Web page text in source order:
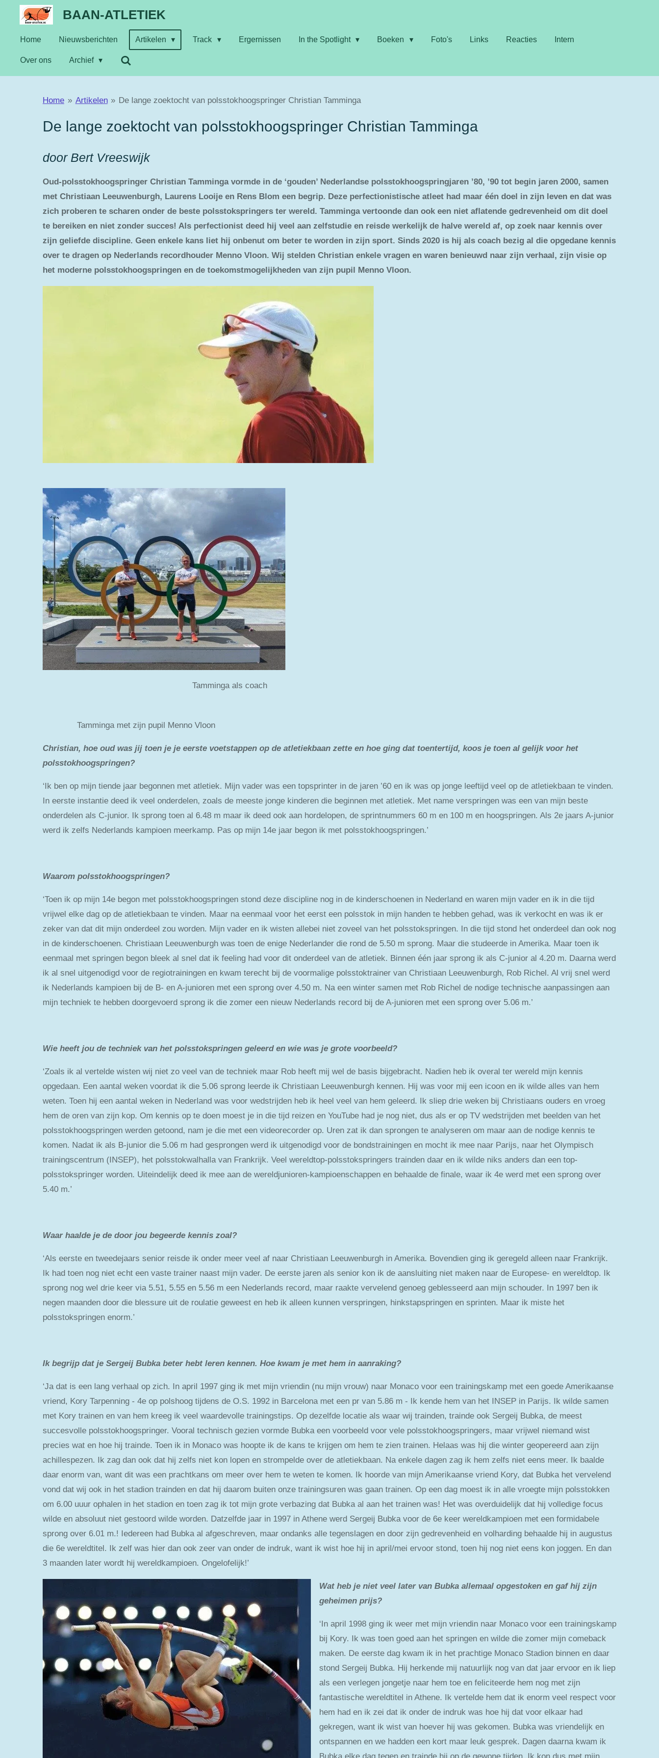
direct
naar
BAAN-ATLETIEK
Home Nieuwsberichten Artikelen Track Ergernissen In the Spotlight Boeken Foto's Links Reacties Intern
Over ons Archief
Home » Artikelen » De lange zoektocht van polsstokhoogspringer Christian Tamminga
De lange zoektocht van polsstokhoogspringer Christian Tamminga
door Bert Vreeswijk
Oud-polsstokhoogspringer Christian Tamminga vormde in de ‘gouden’ Nederlandse polsstokhoogspringjaren ’80, ’90 tot begin jaren 2000, samen
met Christiaan Leeuwenburgh, Laurens Looije en Rens Blom een begrip. Deze perfectionistische atleet had maar één doel in zijn leven en dat was
zich proberen te scharen onder de beste polsstokspringers ter wereld. Tamminga vertoonde dan ook een niet aflatende gedrevenheid om dit doel
te bereiken en niet zonder succes! Als perfectionist deed hij veel aan zelfstudie en reisde werkelijk de halve wereld af, op zoek naar kennis over
zijn geliefde discipline. Geen enkele kans liet hij onbenut om beter te worden in zijn sport. Sinds 2020 is hij als coach bezig al die opgedane kennis
over te dragen op Nederlands recordhouder Menno Vloon. Wij stelden Christian enkele vragen en waren benieuwd naar zijn verhaal, zijn visie op
het moderne polsstokhoogspringen en de toekomstmogelijkheden van zijn pupil Menno Vloon.
Tamminga als coach
Tamminga met zijn pupil Menno Vloon
Christian, hoe oud was jij toen je je eerste voetstappen op de atletiekbaan zette en hoe ging dat toentertijd, koos je toen al gelijk voor het
polsstokhoogspringen?
‘Ik ben op mijn tiende jaar begonnen met atletiek. Mijn vader was een topsprinter in de jaren ’60 en ik was op jonge leeftijd veel op de atletiekbaan te vinden.
In eerste instantie deed ik veel onderdelen, zoals de meeste jonge kinderen die beginnen met atletiek. Met name verspringen was een van mijn beste
onderdelen als C-junior. Ik sprong toen al 6.48 m maar ik deed ook aan hordelopen, de sprintnummers 60 m en 100 m en hoogspringen. Als 2e jaars A-junior
werd ik zelfs Nederlands kampioen meerkamp. Pas op mijn 14e jaar begon ik met polsstokhoogspringen.’
Waarom polsstokhoogspringen?
‘Toen ik op mijn 14e begon met polsstokhoogspringen stond deze discipline nog in de kinderschoenen in Nederland en waren mijn vader en ik in die tijd
vrijwel elke dag op de atletiekbaan te vinden. Maar na eenmaal voor het eerst een polsstok in mijn handen te hebben gehad, was ik verkocht en was ik er
zeker van dat dit mijn onderdeel zou worden. Mijn vader en ik wisten allebei niet zoveel van het polsstokspringen. In die tijd stond het onderdeel dan ook nog
in de kinderschoenen. Christiaan Leeuwenburgh was toen de enige Nederlander die rond de 5.50 m sprong. Maar die studeerde in Amerika. Maar toen ik
eenmaal met springen begon bleek al snel dat ik feeling had voor dit onderdeel van de atletiek. Binnen één jaar sprong ik als C-junior al 4.20 m. Daarna werd
ik al snel uitgenodigd voor de regiotrainingen en kwam terecht bij de voormalige polsstoktrainer van Christiaan Leeuwenburgh, Rob Richel. Al vrij snel werd
ik Nederlands kampioen bij de B- en A-junioren met een sprong over 4.50 m. Na een winter samen met Rob Richel de nodige technische aanpassingen aan
mijn techniek te hebben doorgevoerd sprong ik die zomer een nieuw Nederlands record bij de A-junioren met een sprong over 5.06 m.’
Wie heeft jou de techniek van het polsstokspringen geleerd en wie was je grote voorbeeld?
‘Zoals ik al vertelde wisten wij niet zo veel van de techniek maar Rob heeft mij wel de basis bijgebracht. Nadien heb ik overal ter wereld mijn kennis
opgedaan. Een aantal weken voordat ik die 5.06 sprong leerde ik Christiaan Leeuwenburgh kennen. Hij was voor mij een icoon en ik wilde alles van hem
weten. Toen hij een aantal weken in Nederland was voor wedstrijden heb ik heel veel van hem geleerd. Ik sliep drie weken bij Christiaans ouders en vroeg
hem de oren van zijn kop. Om kennis op te doen moest je in die tijd reizen en YouTube had je nog niet, dus als er op TV wedstrijden met beelden van het
polsstokhoogspringen werden getoond, nam je die met een videorecorder op. Uren zat ik dan sprongen te analyseren om maar aan de nodige kennis te
komen. Nadat ik als B-junior die 5.06 m had gesprongen werd ik uitgenodigd voor de bondstrainingen en mocht ik mee naar Parijs, naar het Olympisch
trainingscentrum (INSEP), het polsstokwalhalla van Frankrijk. Veel wereldtop-polsstokspringers trainden daar en ik wilde niks anders dan een top-
polsstokspringer worden. Uiteindelijk deed ik mee aan de wereldjunioren-kampioenschappen en behaalde de finale, waar ik 4e werd met een sprong over
5.40 m.’
Waar haalde je de door jou begeerde kennis zoal?
‘Als eerste en tweedejaars senior reisde ik onder meer veel af naar Christiaan Leeuwenburgh in Amerika. Bovendien ging ik geregeld alleen naar Frankrijk.
Ik had toen nog niet echt een vaste trainer naast mijn vader. De eerste jaren als senior kon ik de aansluiting niet maken naar de Europese- en wereldtop. Ik
sprong nog wel drie keer via 5.51, 5.55 en 5.56 m een Nederlands record, maar raakte vervelend genoeg geblesseerd aan mijn schouder. In 1997 ben ik
negen maanden door die blessure uit de roulatie geweest en heb ik alleen kunnen verspringen, hinkstapspringen en sprinten. Maar ik miste het
polsstokspringen enorm.’
Ik begrijp dat je Sergeij Bubka beter hebt leren kennen. Hoe kwam je met hem in aanraking?
‘Ja dat is een lang verhaal op zich. In april 1997 ging ik met mijn vriendin (nu mijn vrouw) naar Monaco voor een trainingskamp met een goede Amerikaanse
vriend, Kory Tarpenning - 4e op polshoog tijdens de O.S. 1992 in Barcelona met een pr van 5.86 m - Ik kende hem van het INSEP in Parijs. Ik wilde samen
met Kory trainen en van hem kreeg ik veel waardevolle trainingstips. Op dezelfde locatie als waar wij trainden, trainde ook Sergeij Bubka, de meest
succesvolle polsstokhoogspringer. Vooral technisch gezien vormde Bubka een voorbeeld voor vele polsstokhoogspringers, maar vrijwel niemand wist
precies wat en hoe hij trainde. Toen ik in Monaco was hoopte ik de kans te krijgen om hem te zien trainen. Helaas was hij die winter geopereerd aan zijn
achillespezen. Ik zag dan ook dat hij zelfs niet kon lopen en strompelde over de atletiekbaan. Na enkele dagen zag ik hem zelfs niet eens meer. Ik baalde
daar enorm van, want dit was een prachtkans om meer over hem te weten te komen. Ik hoorde van mijn Amerikaanse vriend Kory, dat Bubka het vervelend
vond dat wij ook in het stadion trainden en dat hij daarom buiten onze trainingsuren was gaan trainen. Op een dag moest ik in alle vroegte mijn polsstokken
om 6.00 uuur ophalen in het stadion en toen zag ik tot mijn grote verbazing dat Bubka al aan het trainen was! Het was overduidelijk dat hij volledige focus
wilde en absoluut niet gestoord wilde worden. Datzelfde jaar in 1997 in Athene werd Sergeij Bubka voor de 6e keer wereldkampioen met een formidabele
sprong over 6.01 m.! Iedereen had Bubka al afgeschreven, maar ondanks alle tegenslagen en door zijn gedrevenheid en volharding behaalde hij in augustus
die 6e wereldtitel. Ik zelf was hier dan ook zeer van onder de indruk, want ik wist hoe hij in april/mei ervoor stond, toen hij nog niet eens kon joggen. En dan
3 maanden later wordt hij wereldkampioen. Ongelofelijk!’
Wat heb je niet veel later van Bubka allemaal opgestoken en gaf hij zijn
geheimen prijs?
‘In april 1998 ging ik weer met mijn vriendin naar Monaco voor een trainingskamp
bij Kory. Ik was toen goed aan het springen en wilde die zomer mijn comeback
maken. De eerste dag kwam ik in het prachtige Monaco Stadion binnen en daar
stond Sergeij Bubka. Hij herkende mij natuurlijk nog van dat jaar ervoor en ik liep
als een verlegen jongetje naar hem toe en feliciteerde hem nog met zijn
fantastische wereldtitel in Athene. Ik vertelde hem dat ik enorm veel respect voor
hem had en ik zei dat ik onder de indruk was hoe hij dat voor elkaar had
gekregen, want ik wist van hoever hij was gekomen. Bubka was vriendelijk en
ontspannen en we hadden een kort maar leuk gesprek. Dagen daarna kwam ik